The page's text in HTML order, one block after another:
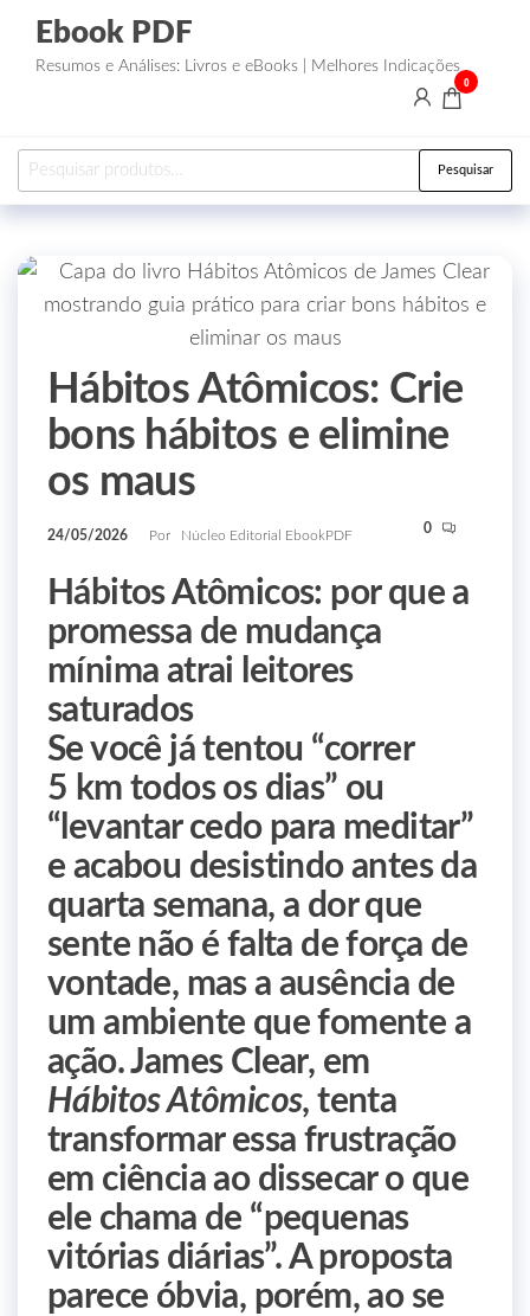
Ebook PDF
Resumos e Análises: Livros e eBooks | Melhores Indicações
0
Pesquisar
Hábitos Atômicos: Crie
bons hábitos e elimine
os maus
24/05/2026 Por Núcleo Editorial EbookPDF 0
Hábitos Atômicos: por que a
promessa de mudança
mínima atrai leitores
saturados
Se você já tentou “correr
5 km todos os dias” ou
“levantar cedo para meditar”
e acabou desistindo antes da
quarta semana, a dor que
sente não é falta de força de
vontade, mas a ausência de
um ambiente que fomente a
ação. James Clear, em
Hábitos Atômicos, tenta
transformar essa frustração
em ciência ao dissecar o que
ele chama de “pequenas
vitórias diárias”. A proposta
parece óbvia, porém, ao se